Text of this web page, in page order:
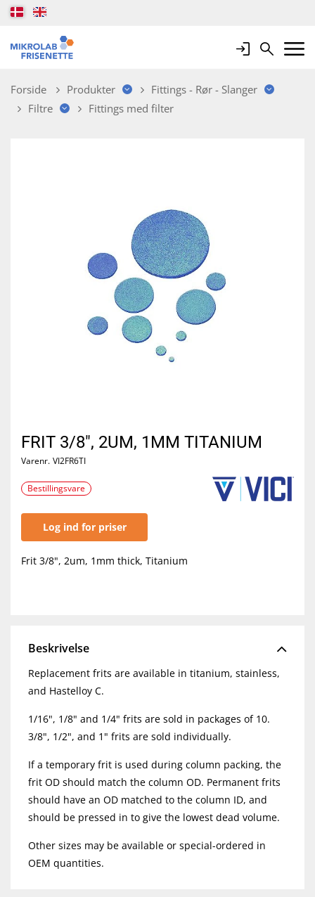
LoginSearchMobile
Forside Produkter
Fittings - Rør - Slanger
Filtre
Fittings med filter
FRIT 3/8", 2UM, 1MM TITANIUM
Varenr. VI2FR6TI
Bestillingsvare
Log ind for priser
Frit 3/8", 2um, 1mm thick, Titanium
Beskrivelse
Replacement frits are available in titanium, stainless,
and Hastelloy C.
1/16", 1/8" and 1/4" frits are sold in packages of 10.
3/8", 1/2", and 1" frits are sold individually.
If a temporary frit is used during column packing, the
frit OD should match the column OD. Permanent frits
should have an OD matched to the column ID, and
should be pressed in to give the lowest dead volume.
Other sizes may be available or special-ordered in
OEM quantities.